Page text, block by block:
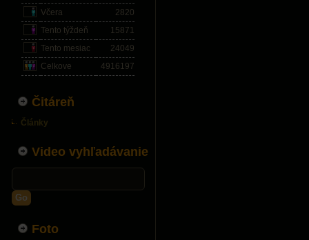
Včera
2820
Tento týždeň
15871
Tento mesiac
24049
Celkove
4916197
Čitáreň
Články
Video vyhľadávanie
Go
Foto